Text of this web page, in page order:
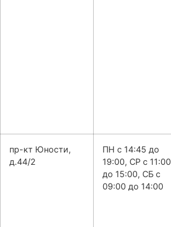
пр-кт Юности,
д.44/2
ПН с 14:45 до
19:00, СР с 11:00
до 15:00, СБ с
09:00 до 14:00